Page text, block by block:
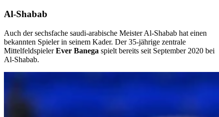
Al-Shabab
Auch der sechsfache saudi-arabische Meister Al-Shabab hat einen
bekannten Spieler in seinem Kader. Der 35-jährige zentrale
MittelfeldspielerEver Banega spielt bereits seit September 2020 bei
Al-Shabab.